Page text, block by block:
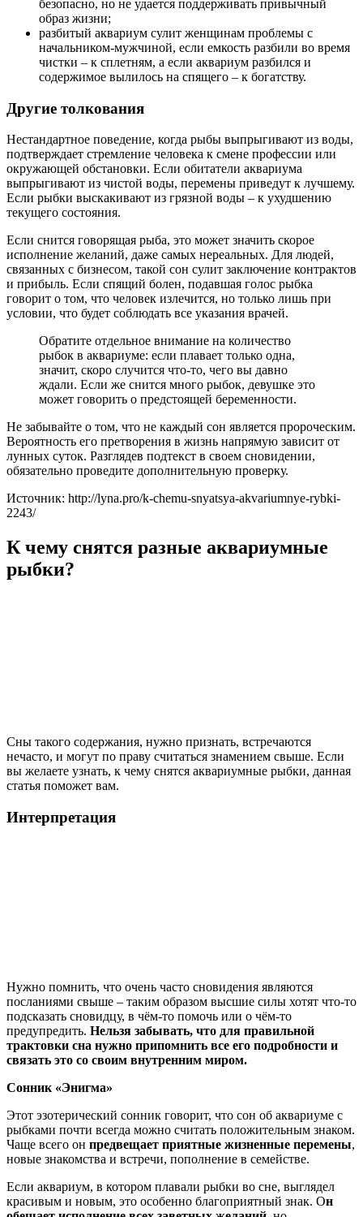
безопасно, но не удается поддерживать привычный
образ жизни;
разбитый аквариум сулит женщинам проблемы с
начальником-мужчиной, если емкость разбили во время
чистки – к сплетням, а если аквариум разбился и
содержимое вылилось на спящего – к богатству.
Другие толкования
Нестандартное поведение, когда рыбы выпрыгивают из воды,
подтверждает стремление человека к смене профессии или
окружающей обстановки. Если обитатели аквариума
выпрыгивают из чистой воды, перемены приведут к лучшему.
Если рыбки выскакивают из грязной воды – к ухудшению
текущего состояния.
Если снится говорящая рыба, это может значить скорое
исполнение желаний, даже самых нереальных. Для людей,
связанных с бизнесом, такой сон сулит заключение контрактов
и прибыль. Если спящий болен, подавшая голос рыбка
говорит о том, что человек излечится, но только лишь при
условии, что будет соблюдать все указания врачей.
Обратите отдельное внимание на количество
рыбок в аквариуме: если плавает только одна,
значит, скоро случится что-то, чего вы давно
ждали. Если же снится много рыбок, девушке это
может говорить о предстоящей беременности.
Не забывайте о том, что не каждый сон является пророческим.
Вероятность его претворения в жизнь напрямую зависит от
лунных суток. Разглядев подтекст в своем сновидении,
обязательно проведите дополнительную проверку.
Источник: http://lyna.pro/k-chemu-snyatsya-akvariumnye-rybki-
2243/
К чему снятся разные аквариумные
рыбки?
Сны такого содержания, нужно признать, встречаются
нечасто, и могут по праву считаться знамением свыше. Если
вы желаете узнать, к чему снятся аквариумные рыбки, данная
статья поможет вам.
Интерпретация
Нужно помнить, что очень часто сновидения являются
посланиями свыше – таким образом высшие силы хотят что-то
подсказать сновидцу, в чём-то помочь или о чём-то
предупредить. Нельзя забывать, что для правильной
трактовки сна нужно припомнить все его подробности и
связать это со своим внутренним миром.
Сонник «Энигма»
Этот эзотерический сонник говорит, что сон об аквариуме с
рыбками почти всегда можно считать положительным знаком.
Чаще всего он предвещает приятные жизненные перемены,
новые знакомства и встречи, пополнение в семействе.
Если аквариум, в котором плавали рыбки во сне, выглядел
красивым и новым, это особенно благоприятный знак. Он